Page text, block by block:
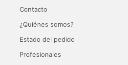
Contacto
¿Quiénes somos?
Estado del pedido
Profesionales